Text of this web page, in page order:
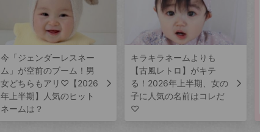
今「ジェンダーレスネー
ム」が空前のブーム！男
女どちらもアリ♡【2026
年上半期】人気のヒット
ネームは？
キラキラネームよりも
【古風レトロ】がキテ
る！2026年上半期、女の
子に人気の名前はコレだ
♡